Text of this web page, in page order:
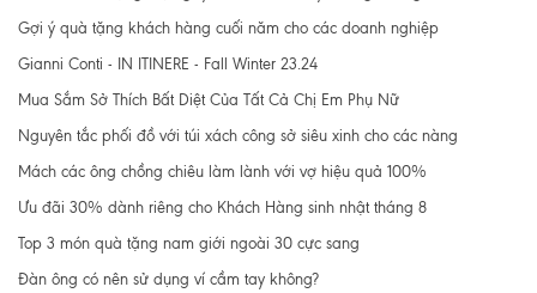
Gợi ý quà tặng khách hàng cuối năm cho các doanh nghiệp
Gianni Conti - IN ITINERE - Fall Winter 23.24
Mua Sắm Sở Thích Bất Diệt Của Tất Cả Chị Em Phụ Nữ
Nguyên tắc phối đồ với túi xách công sở siêu xinh cho các nàng
Mách các ông chồng chiêu làm lành với vợ hiệu quả 100%
Ưu đãi 30% dành riêng cho Khách Hàng sinh nhật tháng 8
Top 3 món quà tặng nam giới ngoài 30 cực sang
Đàn ông có nên sử dụng ví cầm tay không?